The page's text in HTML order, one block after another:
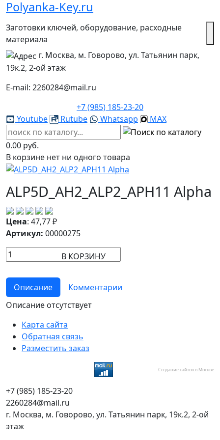
Polyanka-Key.ru
Заготовки ключей, оборудование, расходные
материала
г. Москва, м. Говорово, ул. Татьянин парк,
19к.2, 2-ой этаж
E-mail: 2260284@mail.ru
+7 (985) 185-23-20
Youtube
Rutube Whatsapp MAX
0.00 руб.
В корзине нет ни одного товара
ALP5D_AH2_ALP2_APH11 Alpha
Цена: 47,77₽
Артикул: 00000275
В КОРЗИНУ
Описание
Комментарии
Описание отсутствует
Карта сайта
Обратная связь
Разместить заказ
Создание сайтов в Москве
+7 (985) 185-23-20
2260284@mail.ru
г. Москва, м. Говорово, ул. Татьянин парк, 19к.2, 2-ой
этаж